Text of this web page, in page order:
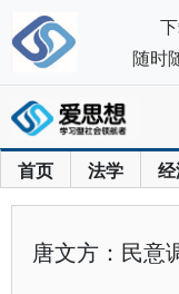
首页 法学
唐文方：民意
随时